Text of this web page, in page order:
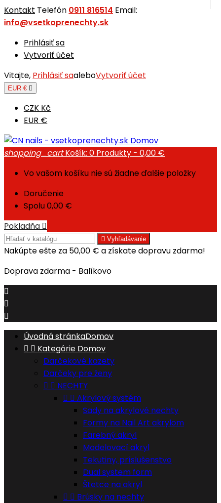
Kontakt Telefón 0911 816514 Email:
info@vsetkoprenechty.sk
Prihlásiť sa
Vytvoriť účet
Vitajte, Prihlásiť saaleboVytvoriť účet
EUR € 
CZK Kč
EUR €
Domov
shopping_cart Košík: 0 Produkty - 0,00 €
Vo vašom košíku nie sú žiadne ďalšie položky
Doručenie
Spolu0,00 €
Pokladňa 
 Vyhľadávanie
Nakúpte ešte za 50,00 € a získate dopravu zdarma!
Doprava zdarma - Balíkovo



Úvodná stránkaDomov
  Kategórie Domov
Darčekové kazety
Darčeky pre ženy
  NECHTY
  Akrylový systém
Sady na akrylové nechty
Formy na Nail Art akrylom
Farebný akryl
Modelovací akryl
Tekutiny, príslušenstvo
Dual system form
Štetce na akryl
  Brúsky na nechty